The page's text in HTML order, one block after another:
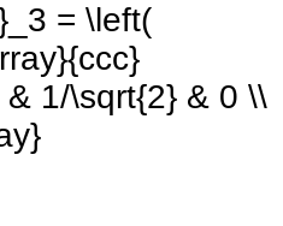
= \left(
& 1/\sqrt{2} & 0 \\